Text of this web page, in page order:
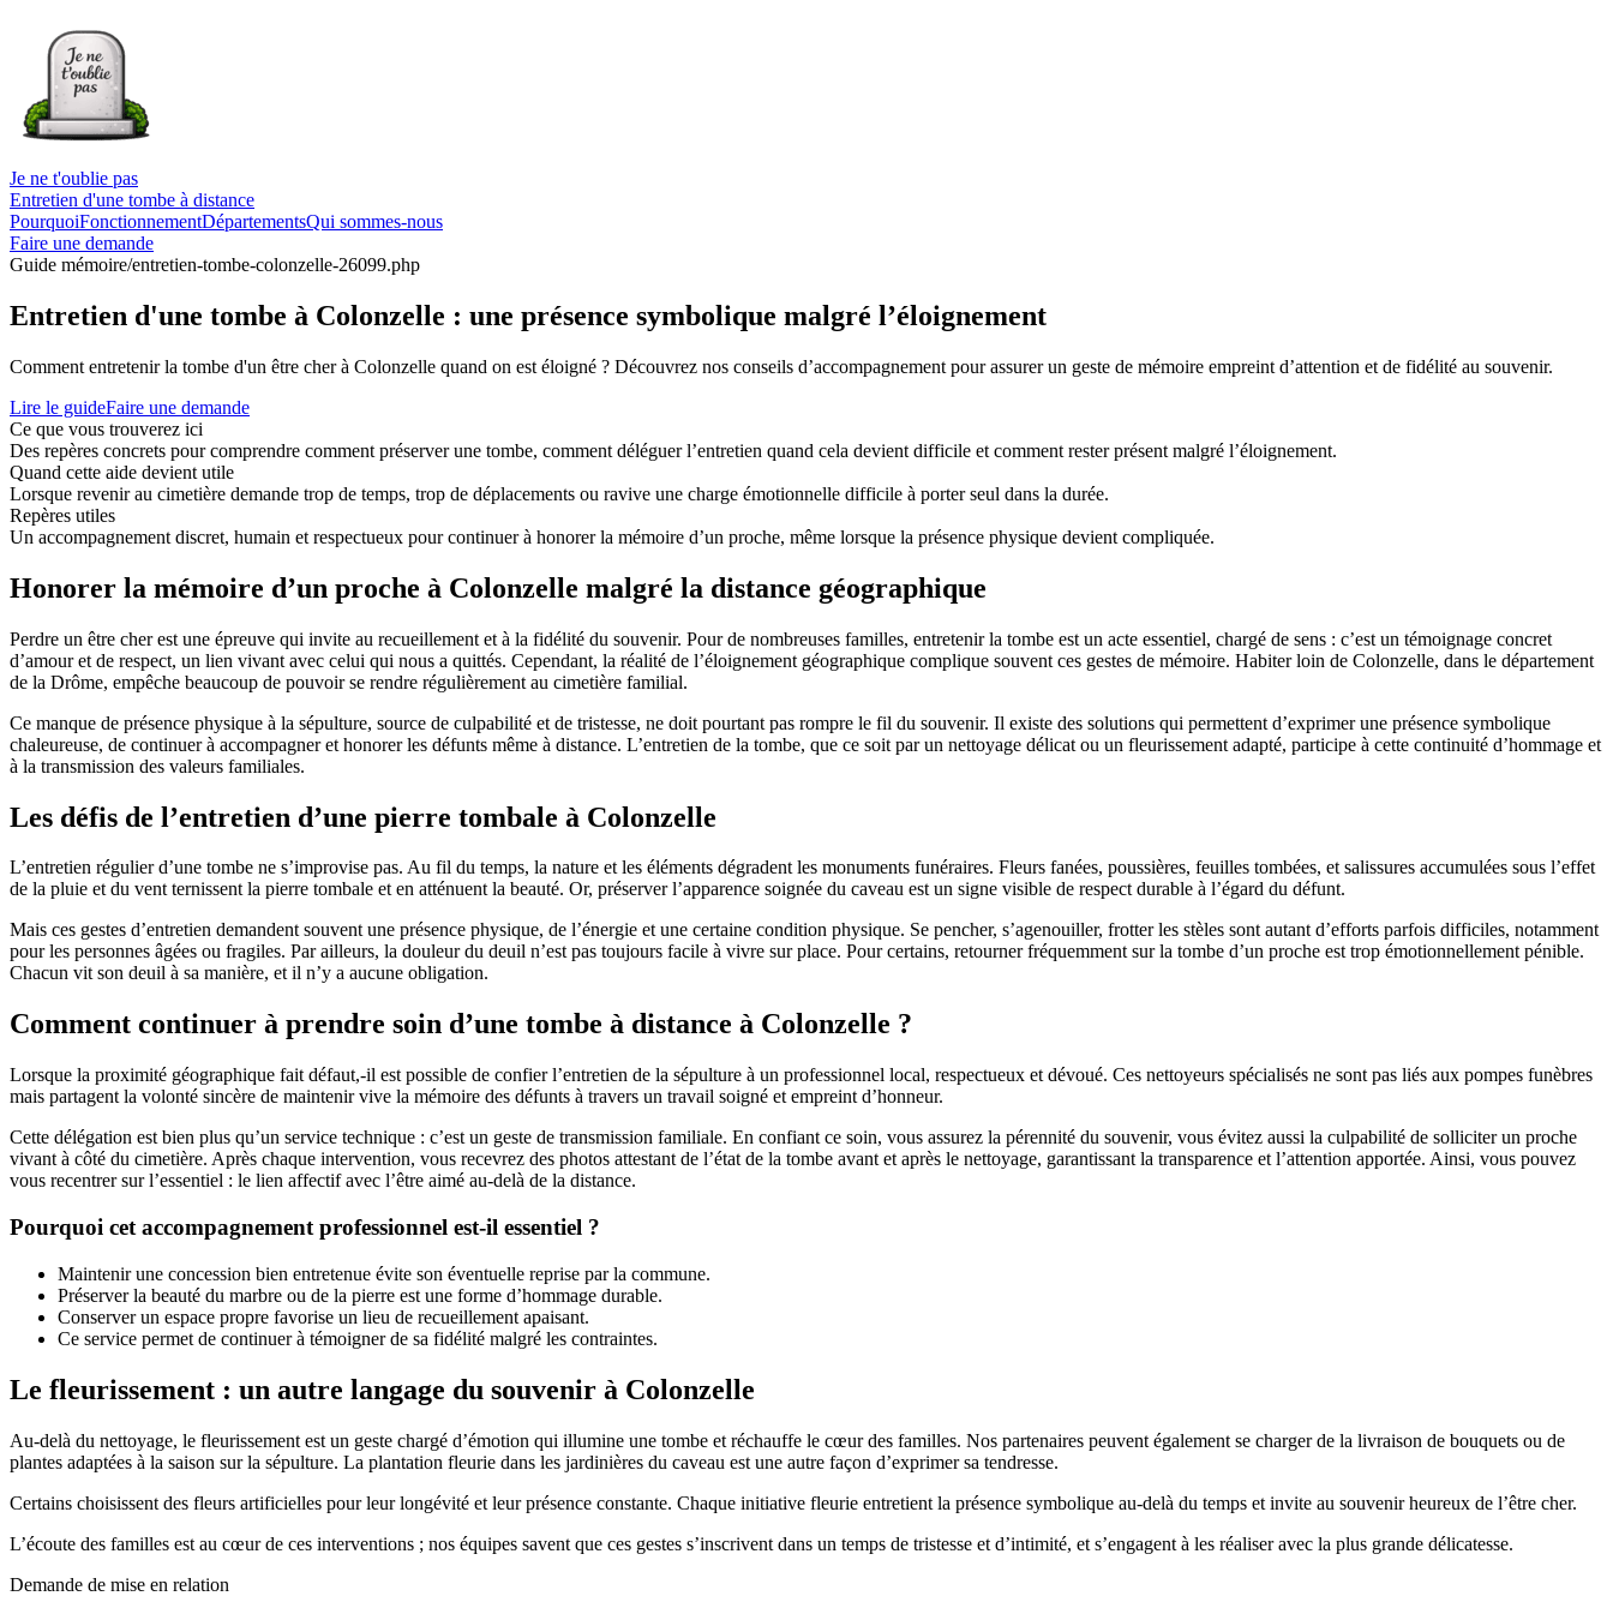
Je ne t'oublie pas
Entretien d'une tombe à distance
PourquoiFonctionnementDépartementsQui sommes-nous
Faire une demande
Guide mémoire/entretien-tombe-colonzelle-26099.php
Entretien d'une tombe à Colonzelle : une présence symbolique malgré l’éloignement
Comment entretenir la tombe d'un être cher à Colonzelle quand on est éloigné ? Découvrez nos conseils d’accompagnement pour assurer un geste de mémoire empreint d’attention et de fidélité au souvenir.
Lire le guideFaire une demande
Ce que vous trouverez ici
Des repères concrets pour comprendre comment préserver une tombe, comment déléguer l’entretien quand cela devient difficile et comment rester présent malgré l’éloignement.
Quand cette aide devient utile
Lorsque revenir au cimetière demande trop de temps, trop de déplacements ou ravive une charge émotionnelle difficile à porter seul dans la durée.
Repères utiles
Un accompagnement discret, humain et respectueux pour continuer à honorer la mémoire d’un proche, même lorsque la présence physique devient compliquée.
Honorer la mémoire d’un proche à Colonzelle malgré la distance géographique
Perdre un être cher est une épreuve qui invite au recueillement et à la fidélité du souvenir. Pour de nombreuses familles, entretenir la tombe est un acte essentiel, chargé de sens : c’est un témoignage concret
d’amour et de respect, un lien vivant avec celui qui nous a quittés. Cependant, la réalité de l’éloignement géographique complique souvent ces gestes de mémoire. Habiter loin de Colonzelle, dans le département
de la Drôme, empêche beaucoup de pouvoir se rendre régulièrement au cimetière familial.
Ce manque de présence physique à la sépulture, source de culpabilité et de tristesse, ne doit pourtant pas rompre le fil du souvenir. Il existe des solutions qui permettent d’exprimer une présence symbolique
chaleureuse, de continuer à accompagner et honorer les défunts même à distance. L’entretien de la tombe, que ce soit par un nettoyage délicat ou un fleurissement adapté, participe à cette continuité d’hommage et
à la transmission des valeurs familiales.
Les défis de l’entretien d’une pierre tombale à Colonzelle
L’entretien régulier d’une tombe ne s’improvise pas. Au fil du temps, la nature et les éléments dégradent les monuments funéraires. Fleurs fanées, poussières, feuilles tombées, et salissures accumulées sous l’effet
de la pluie et du vent ternissent la pierre tombale et en atténuent la beauté. Or, préserver l’apparence soignée du caveau est un signe visible de respect durable à l’égard du défunt.
Mais ces gestes d’entretien demandent souvent une présence physique, de l’énergie et une certaine condition physique. Se pencher, s’agenouiller, frotter les stèles sont autant d’efforts parfois difficiles, notamment
pour les personnes âgées ou fragiles. Par ailleurs, la douleur du deuil n’est pas toujours facile à vivre sur place. Pour certains, retourner fréquemment sur la tombe d’un proche est trop émotionnellement pénible.
Chacun vit son deuil à sa manière, et il n’y a aucune obligation.
Comment continuer à prendre soin d’une tombe à distance à Colonzelle ?
Lorsque la proximité géographique fait défaut,-il est possible de confier l’entretien de la sépulture à un professionnel local, respectueux et dévoué. Ces nettoyeurs spécialisés ne sont pas liés aux pompes funèbres
mais partagent la volonté sincère de maintenir vive la mémoire des défunts à travers un travail soigné et empreint d’honneur.
Cette délégation est bien plus qu’un service technique : c’est un geste de transmission familiale. En confiant ce soin, vous assurez la pérennité du souvenir, vous évitez aussi la culpabilité de solliciter un proche
vivant à côté du cimetière. Après chaque intervention, vous recevrez des photos attestant de l’état de la tombe avant et après le nettoyage, garantissant la transparence et l’attention apportée. Ainsi, vous pouvez
vous recentrer sur l’essentiel : le lien affectif avec l’être aimé au-delà de la distance.
Pourquoi cet accompagnement professionnel est-il essentiel ?
Maintenir une concession bien entretenue évite son éventuelle reprise par la commune.
Préserver la beauté du marbre ou de la pierre est une forme d’hommage durable.
Conserver un espace propre favorise un lieu de recueillement apaisant.
Ce service permet de continuer à témoigner de sa fidélité malgré les contraintes.
Le fleurissement : un autre langage du souvenir à Colonzelle
Au-delà du nettoyage, le fleurissement est un geste chargé d’émotion qui illumine une tombe et réchauffe le cœur des familles. Nos partenaires peuvent également se charger de la livraison de bouquets ou de
plantes adaptées à la saison sur la sépulture. La plantation fleurie dans les jardinières du caveau est une autre façon d’exprimer sa tendresse.
Certains choisissent des fleurs artificielles pour leur longévité et leur présence constante. Chaque initiative fleurie entretient la présence symbolique au-delà du temps et invite au souvenir heureux de l’être cher.
L’écoute des familles est au cœur de ces interventions ; nos équipes savent que ces gestes s’inscrivent dans un temps de tristesse et d’intimité, et s’engagent à les réaliser avec la plus grande délicatesse.
Demande de mise en relation